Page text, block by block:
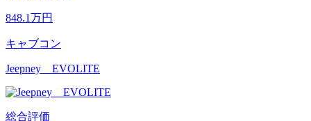
848.1万円
キャブコン
Jeepney EVOLITE
総合評価